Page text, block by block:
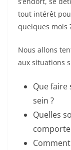
tout intérêt
quelques mois
Nous allons
aux situations
Que faire
sein ?
Quelles